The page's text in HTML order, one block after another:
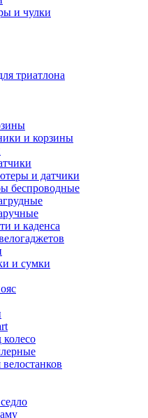
и чулки
триатлона
и корзины
и датчики
беспроводные
и каденса
и сумки